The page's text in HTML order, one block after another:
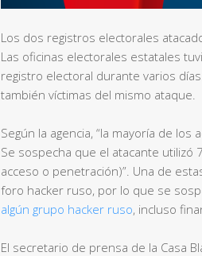
Los dos registros electorales
Las oficinas electorales estatales
registro electoral durante varios
también víctimas del mismo ataque.
Según la agencia, “la mayoría de
Se sospecha que el atacante utilizó
acceso o penetración)”. Una de
foro hacker ruso, por lo que se
algún grupo hacker ruso, incluso
El secretario de prensa de la Casa